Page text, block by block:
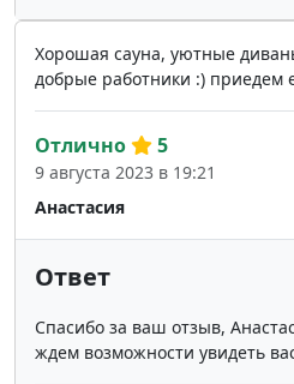
Хорошая сауна, уютные
добрые работники :) приедем
Анастасия
Отлично 5
9 августа 2023 в 19:21
Ответ
Спасибо за ваш отзыв,
ждем возможности увидеть